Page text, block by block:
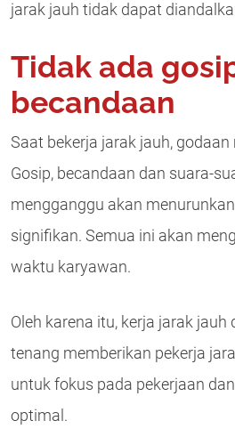
jarak jauh tidak dapat
Tidak ada
becandaan
Saat bekerja jarak jauh,
Gosip, becandaan dan suara-
mengganggu akan
signifikan. Semua ini akan
waktu karyawan.
Oleh karena itu, kerja jarak jauh
tenang memberikan pekerja
untuk fokus pada pekerjaan
optimal.